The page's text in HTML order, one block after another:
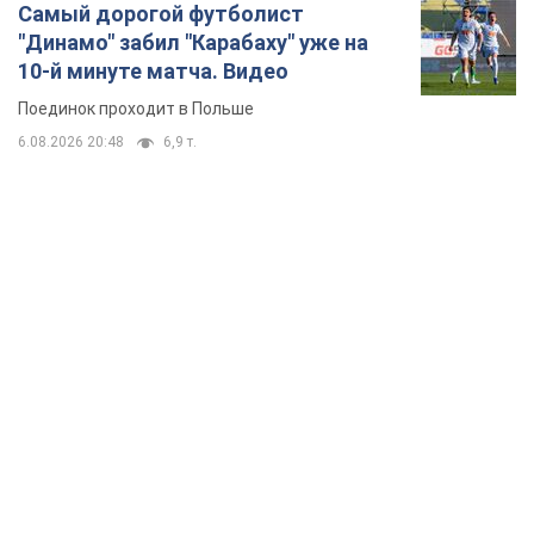
Самый дорогой футболист
"Динамо" забил "Карабаху" уже на
10-й минуте матча. Видео
Поединок проходит в Польше
6.08.2026 20:48 6,9 т.